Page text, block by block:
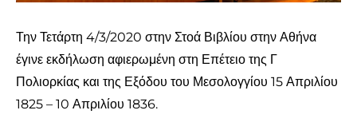
Την Τετάρτη 4/3/2020 στην Στοά Βιβλίου στην Αθήνα
έγινε εκδήλωση αφιερωμένη στη Επέτειο της Γ
Πολιορκίας και της Εξόδου του Μεσολογγίου 15 Απριλίου
1825 – 10 Απριλίου 1836.